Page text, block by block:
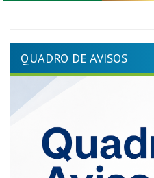
QUADRO DE AVISOS